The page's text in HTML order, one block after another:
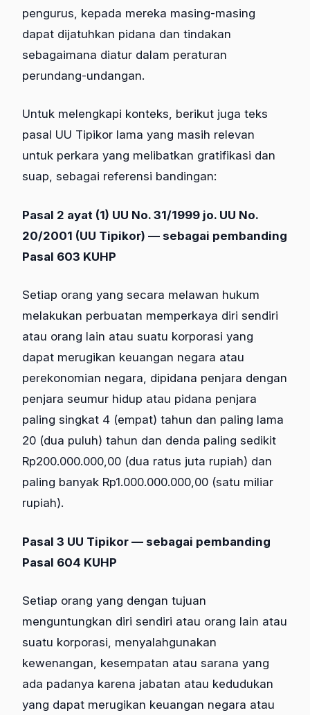
pengurus, kepada mereka masing-masing
dapat dijatuhkan pidana dan tindakan
sebagaimana diatur dalam peraturan
perundang-undangan.
Untuk melengkapi konteks, berikut juga teks
pasal UU Tipikor lama yang masih relevan
untuk perkara yang melibatkan gratifikasi dan
suap, sebagai referensi bandingan:
Pasal 2 ayat (1) UU No. 31/1999 jo. UU No.
20/2001 (UU Tipikor) — sebagai pembanding
Pasal 603 KUHP
Setiap orang yang secara melawan hukum
melakukan perbuatan memperkaya diri sendiri
atau orang lain atau suatu korporasi yang
dapat merugikan keuangan negara atau
perekonomian negara, dipidana penjara dengan
penjara seumur hidup atau pidana penjara
paling singkat 4 (empat) tahun dan paling lama
20 (dua puluh) tahun dan denda paling sedikit
Rp200.000.000,00 (dua ratus juta rupiah) dan
paling banyak Rp1.000.000.000,00 (satu miliar
rupiah).
Pasal 3 UU Tipikor — sebagai pembanding
Pasal 604 KUHP
Setiap orang yang dengan tujuan
menguntungkan diri sendiri atau orang lain atau
suatu korporasi, menyalahgunakan
kewenangan, kesempatan atau sarana yang
ada padanya karena jabatan atau kedudukan
yang dapat merugikan keuangan negara atau